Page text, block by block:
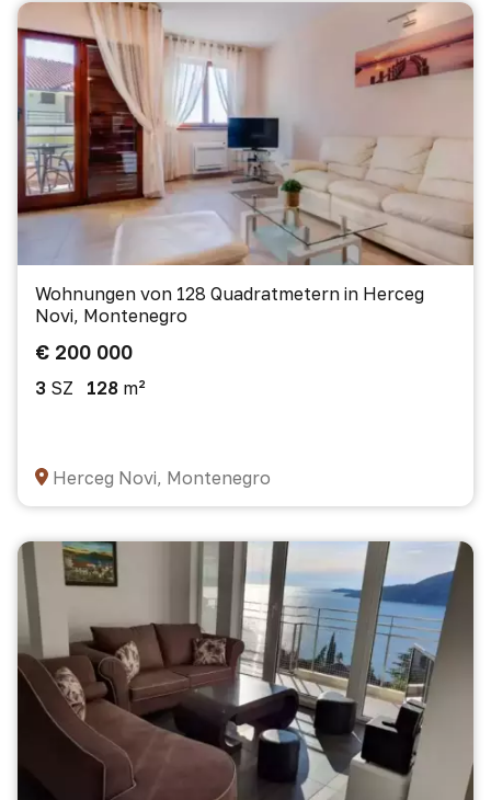
Wohnungen von 128 Quadratmetern in Herceg
Novi, Montenegro
€ 200 000
3 SZ 128 m²
Herceg Novi, Montenegro